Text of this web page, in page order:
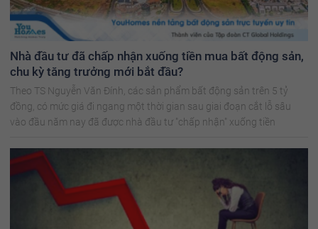
Nhà đầu tư đã chấp nhận xuống tiền mua bất động sản,
chu kỳ tăng trưởng mới bắt đầu?
Theo TS Nguyễn Văn Đính, các sản phẩm bất động sản trên 5 tỷ
đồng, có mức giá đi ngang một thời gian sau giai đoạn cắt lỗ sâu
vào đầu năm nay đã được nhà đầu tư "chấp nhận" xuống tiền